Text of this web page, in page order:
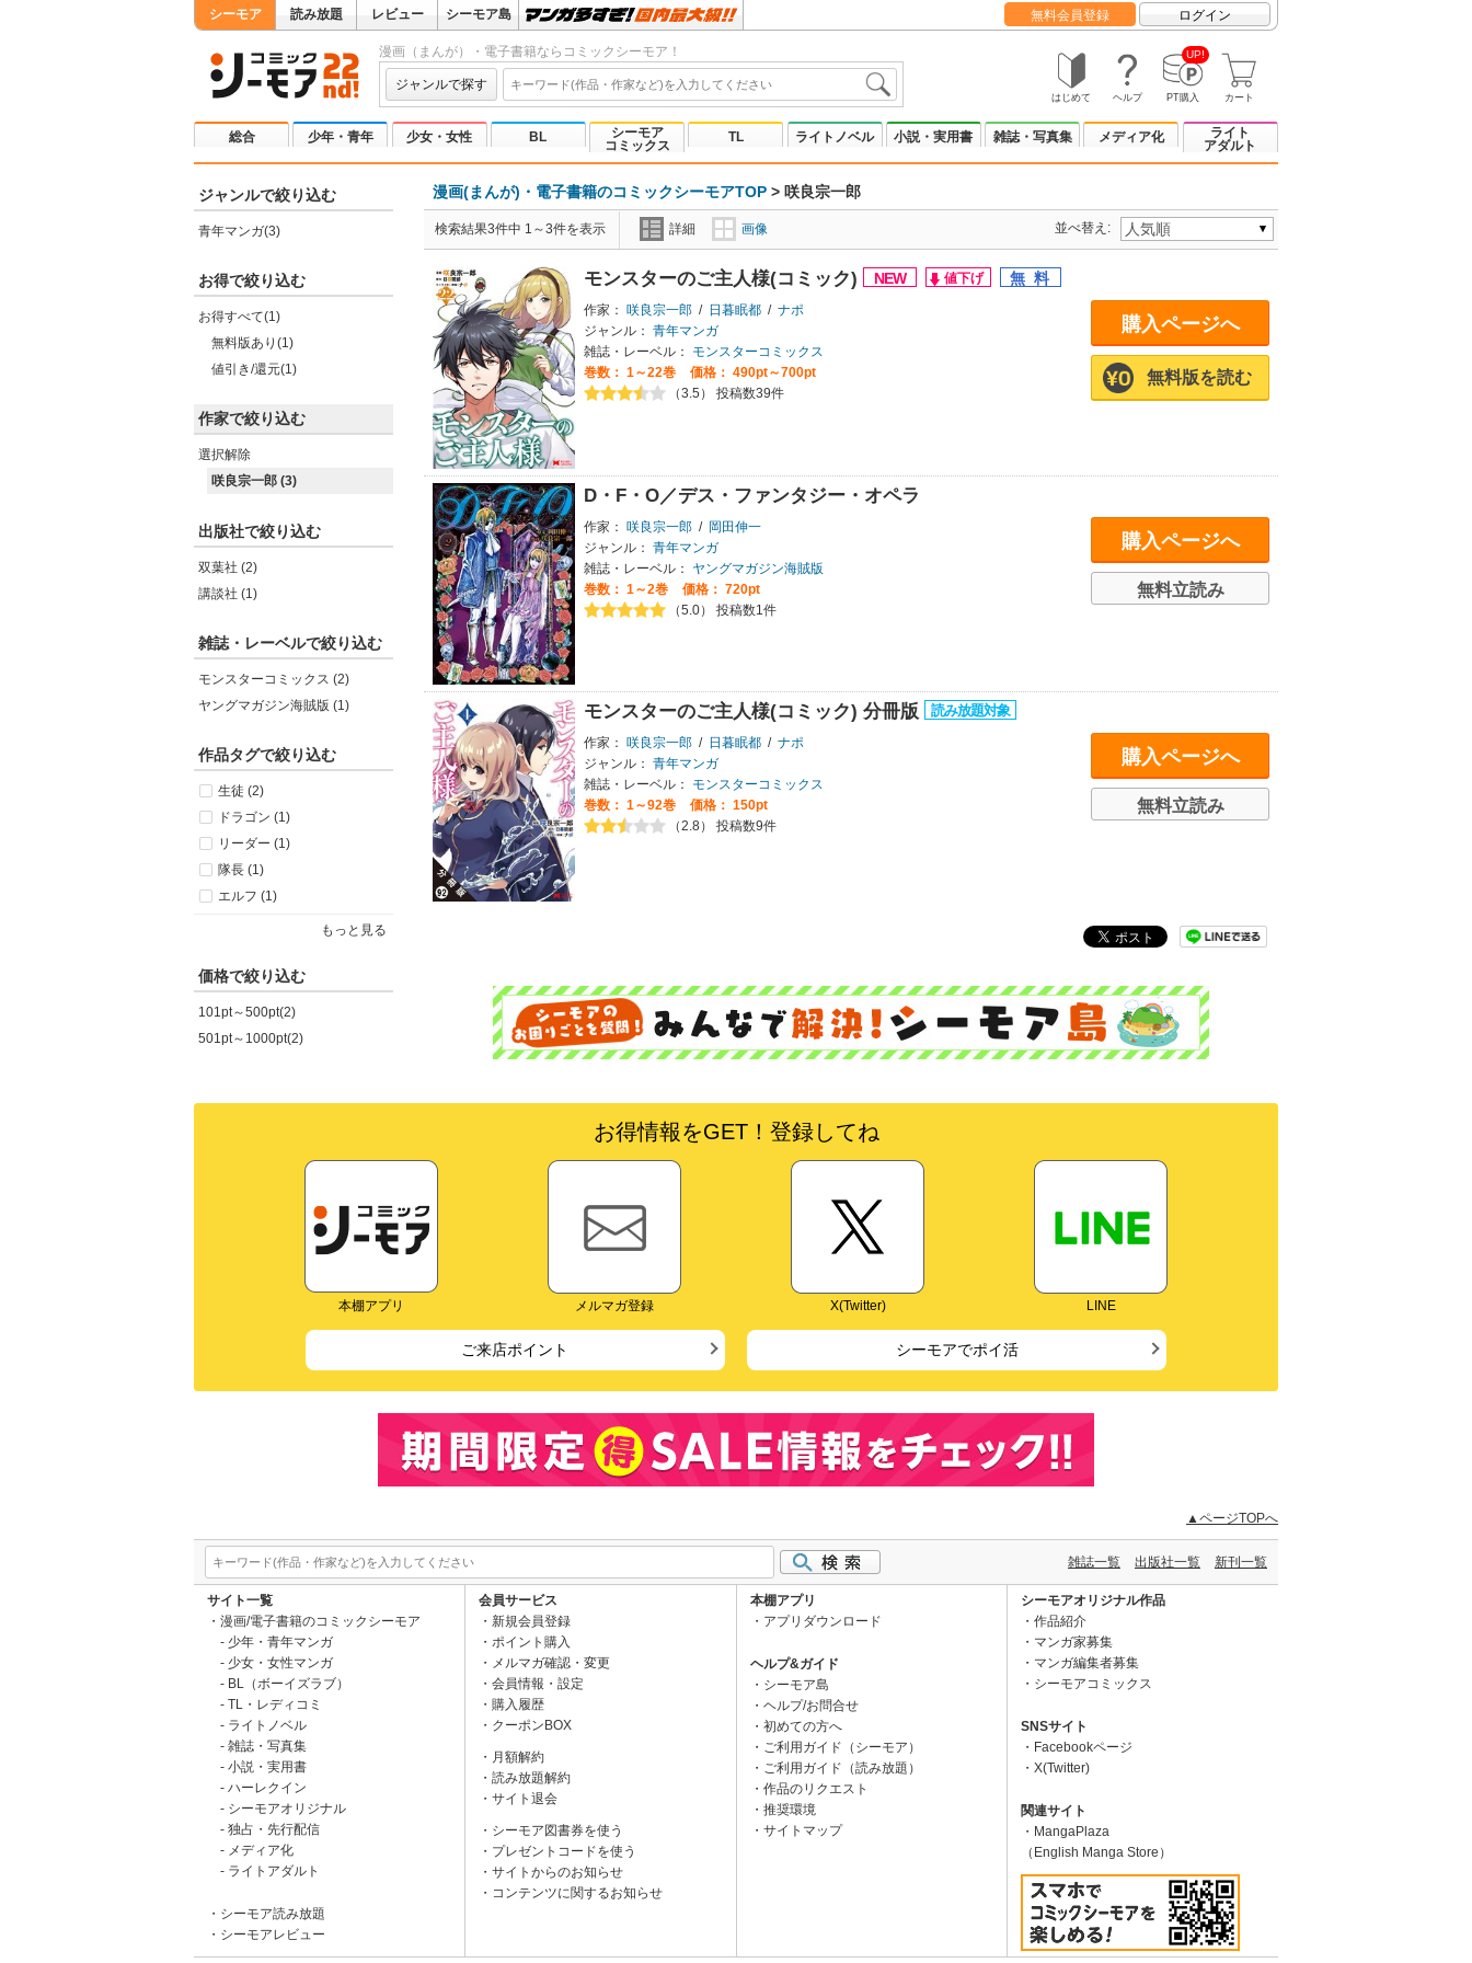
シーモア 読み放題 レビュー シーモア島 無料会員登録 ログイン
漫画（まんが）・電子書籍ならコミックシーモア！
ジャンルで探す
はじめて ヘルプ
UP!
PT購入 カート
総合 少年・青年 少女・女性 BL
シーモア
コミックス
TL ライトノベル 小説・実用書 雑誌・写真集 メディア化
ライト
アダルト
ジャンルで絞り込む
青年マンガ(3)
お得で絞り込む
お得すべて(1)
無料版あり(1)
値引き/還元(1)
作家で絞り込む
選択解除
咲良宗一郎 (3)
出版社で絞り込む
双葉社 (2)
講談社 (1)
雑誌・レーベルで絞り込む
モンスターコミックス (2)
ヤングマガジン海賊版 (1)
作品タグで絞り込む
生徒 (2)
ドラゴン (1)
リーダー (1)
隊長 (1)
エルフ (1)
もっと見る
価格で絞り込む
101pt～500pt(2)
501pt～1000pt(2)
漫画(まんが)・電子書籍のコミックシーモアTOP > 咲良宗一郎
検索結果3件中 1～3件を表示 詳細 画像 並べ替え:
モンスターのご主人様(コミック)
作家： 咲良宗一郎 / 日暮眠都 / ナポ
ジャンル： 青年マンガ
雑誌・レーベル：
モンスターコミックス
巻数： 1～22巻
価格： 490pt～700pt
（3.5） 投稿数39件
購入ページへ
無料版を読む
D・F・O／デス・ファンタジー・オペラ
作家： 咲良宗一郎 / 岡田伸一
ジャンル： 青年マンガ
雑誌・レーベル：
ヤングマガジン海賊版
巻数： 1～2巻
価格： 720pt
（5.0） 投稿数1件
購入ページへ
無料立読み
モンスターのご主人様(コミック) 分冊版
作家： 咲良宗一郎 / 日暮眠都 / ナポ
ジャンル： 青年マンガ
雑誌・レーベル：
モンスターコミックス
巻数： 1～92巻
価格： 150pt
（2.8） 投稿数9件
購入ページへ
無料立読み
お得情報をGET！登録してね
本棚アプリ メルマガ登録 X(Twitter) LINE
ご来店ポイント シーモアでポイ活
▲ページTOPへ
雑誌一覧 出版社一覧 新刊一覧
サイト一覧
漫画/電子書籍のコミックシーモア
少年・青年マンガ
少女・女性マンガ
BL（ボーイズラブ）
TL・レディコミ
ライトノベル
雑誌・写真集
小説・実用書
ハーレクイン
シーモアオリジナル
独占・先行配信
メディア化
ライトアダルト
シーモア読み放題
シーモアレビュー
会員サービス
新規会員登録
ポイント購入
メルマガ確認・変更
会員情報・設定
購入履歴
クーポンBOX
月額解約
読み放題解約
サイト退会
シーモア図書券を使う
プレゼントコードを使う
サイトからのお知らせ
コンテンツに関するお知らせ
本棚アプリ
アプリダウンロード
ヘルプ&ガイド
シーモア島
ヘルプ/お問合せ
初めての方へ
ご利用ガイド（シーモア）
ご利用ガイド（読み放題）
作品のリクエスト
推奨環境
サイトマップ
シーモアオリジナル作品
作品紹介
マンガ家募集
マンガ編集者募集
シーモアコミックス
SNSサイト
Facebookページ
X(Twitter)
関連サイト
MangaPlaza
（English Manga Store）